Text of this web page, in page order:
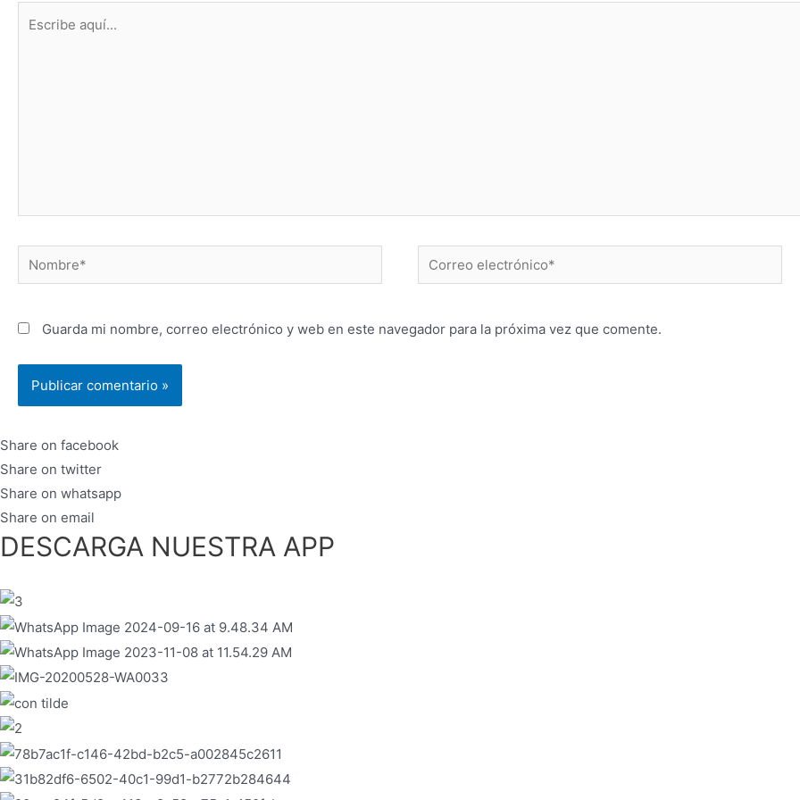
Nombre*
Correo
electrónico*
Guarda mi nombre, correo electrónico y web en este navegador para la próxima vez que comente.
Share on facebook
Share on twitter
Share on whatsapp
Share on email
DESCARGA NUESTRA APP